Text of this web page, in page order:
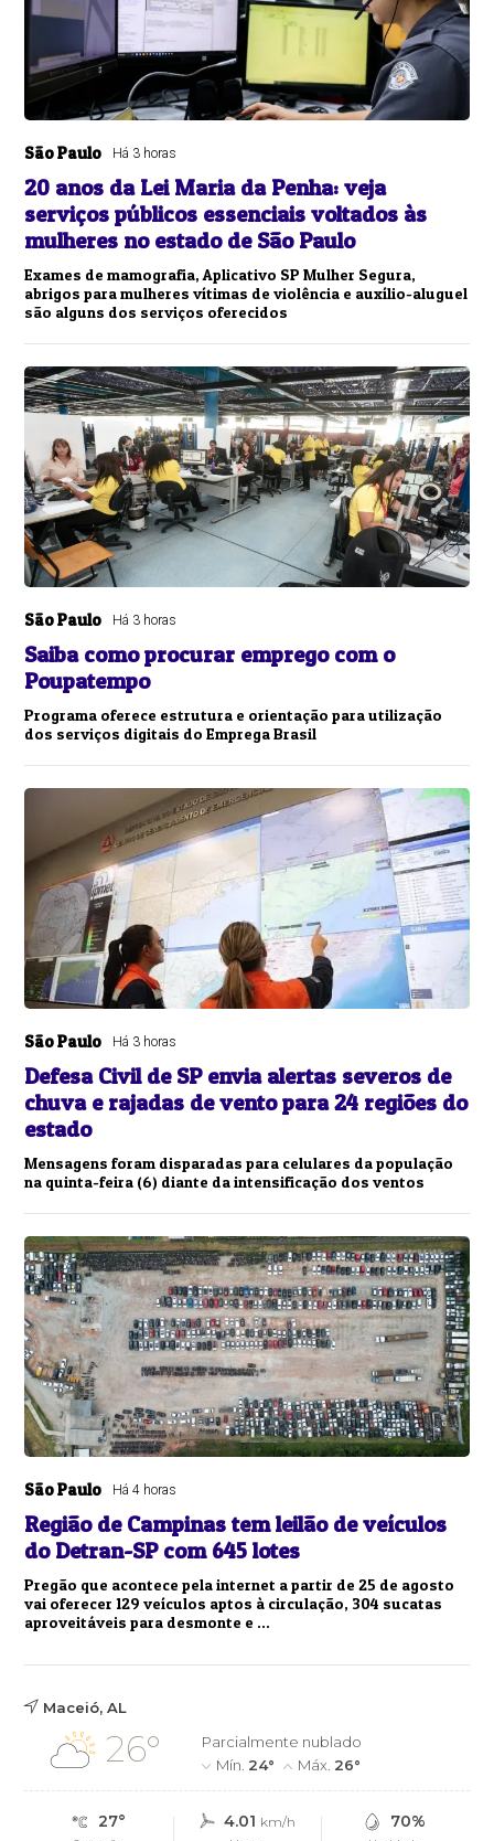
São Paulo Há 3 horas
20 anos da Lei Maria da Penha: veja
serviços públicos essenciais voltados às
mulheres no estado de São Paulo
Exames de mamografia, Aplicativo SP Mulher Segura,
abrigos para mulheres vítimas de violência e auxílio-aluguel
são alguns dos serviços oferecidos
São Paulo Há 3 horas
Saiba como procurar emprego com o
Poupatempo
Programa oferece estrutura e orientação para utilização
dos serviços digitais do Emprega Brasil
São Paulo Há 3 horas
Defesa Civil de SP envia alertas severos de
chuva e rajadas de vento para 24 regiões do
estado
Mensagens foram disparadas para celulares da população
na quinta-feira (6) diante da intensificação dos ventos
São Paulo Há 4 horas
Região de Campinas tem leilão de veículos
do Detran-SP com 645 lotes
Pregão que acontece pela internet a partir de 25 de agosto
vai oferecer 129 veículos aptos à circulação, 304 sucatas
aproveitáveis para desmonte e ...
Maceió, AL
26°
Parcialmente nublado
Mín. 24° Máx. 26°
27° 4.01 km/h 70%